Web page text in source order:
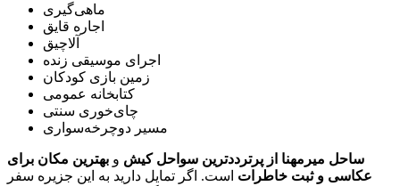
ماهی‌گیری
اجاره قایق
آلاچیق
اجرای موسیقی زنده
زمین بازی کودکان
کتابخانه عمومی
چای‌خوری سنتی
مسیر دوچرخه‌سواری
ساحل میرمهنا از پرترددترین سواحل کیش و بهترین مکان برای
عکاسی و ثبت خاطرات است. اگر تمایل دارید به این جزیره سفر